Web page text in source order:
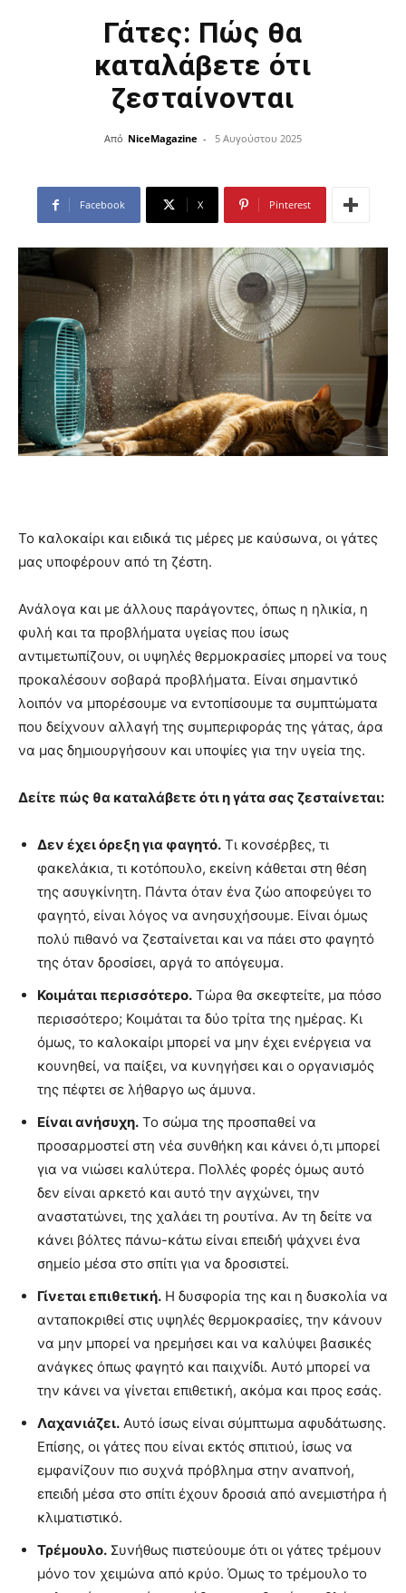
Γάτες: Πώς θα
καταλάβετε ότι
ζεσταίνονται
Από NiceMagazine - 5 Αυγούστου 2025
Facebook X Pinterest
Το καλοκαίρι και ειδικά τις μέρες με καύσωνα, οι γάτες
μας υποφέρουν από τη ζέστη.
Ανάλογα και με άλλους παράγοντες, όπως η ηλικία, η
φυλή και τα προβλήματα υγείας που ίσως
αντιμετωπίζουν, οι υψηλές θερμοκρασίες μπορεί να τους
προκαλέσουν σοβαρά προβλήματα. Είναι σημαντικό
λοιπόν να μπορέσουμε να εντοπίσουμε τα συμπτώματα
που δείχνουν αλλαγή της συμπεριφοράς της γάτας, άρα
να μας δημιουργήσουν και υποψίες για την υγεία της.
Δείτε πώς θα καταλάβετε ότι η γάτα σας ζεσταίνεται:
Δεν έχει όρεξη για φαγητό. Τι κονσέρβες, τι
φακελάκια, τι κοτόπουλο, εκείνη κάθεται στη θέση
της ασυγκίνητη. Πάντα όταν ένα ζώο αποφεύγει το
φαγητό, είναι λόγος να ανησυχήσουμε. Είναι όμως
πολύ πιθανό να ζεσταίνεται και να πάει στο φαγητό
της όταν δροσίσει, αργά το απόγευμα.
Κοιμάται περισσότερο. Τώρα θα σκεφτείτε, μα πόσο
περισσότερο; Κοιμάται τα δύο τρίτα της ημέρας. Κι
όμως, το καλοκαίρι μπορεί να μην έχει ενέργεια να
κουνηθεί, να παίξει, να κυνηγήσει και ο οργανισμός
της πέφτει σε λήθαργο ως άμυνα.
Είναι ανήσυχη. Το σώμα της προσπαθεί να
προσαρμοστεί στη νέα συνθήκη και κάνει ό,τι μπορεί
για να νιώσει καλύτερα. Πολλές φορές όμως αυτό
δεν είναι αρκετό και αυτό την αγχώνει, την
αναστατώνει, της χαλάει τη ρουτίνα. Αν τη δείτε να
κάνει βόλτες πάνω-κάτω είναι επειδή ψάχνει ένα
σημείο μέσα στο σπίτι για να δροσιστεί.
Γίνεται επιθετική. Η δυσφορία της και η δυσκολία να
ανταποκριθεί στις υψηλές θερμοκρασίες, την κάνουν
να μην μπορεί να ηρεμήσει και να καλύψει βασικές
ανάγκες όπως φαγητό και παιχνίδι. Αυτό μπορεί να
την κάνει να γίνεται επιθετική, ακόμα και προς εσάς.
Λαχανιάζει. Αυτό ίσως είναι σύμπτωμα αφυδάτωσης.
Επίσης, οι γάτες που είναι εκτός σπιτιού, ίσως να
εμφανίζουν πιο συχνά πρόβλημα στην αναπνοή,
επειδή μέσα στο σπίτι έχουν δροσιά από ανεμιστήρα ή
κλιματιστικό.
Τρέμουλο. Συνήθως πιστεύουμε ότι οι γάτες τρέμουν
μόνο τον χειμώνα από κρύο. Όμως το τρέμουλο το